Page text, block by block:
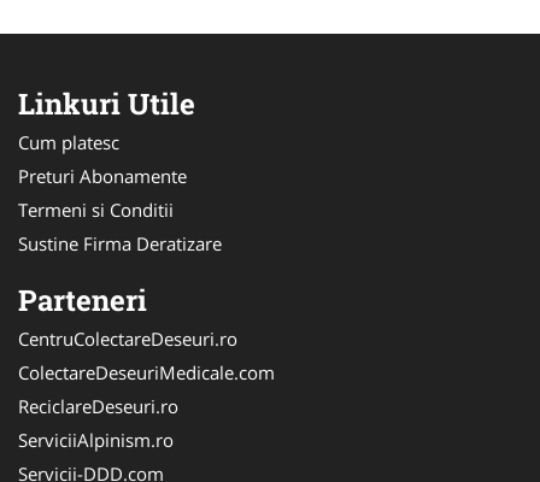
Linkuri Utile
Cum platesc
Preturi Abonamente
Termeni si Conditii
Sustine Firma Deratizare
Parteneri
CentruColectareDeseuri.ro
ColectareDeseuriMedicale.com
ReciclareDeseuri.ro
ServiciiAlpinism.ro
Servicii-DDD.com